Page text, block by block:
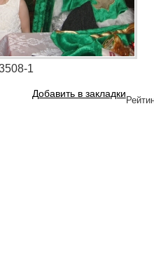
1
Добавить в закладки